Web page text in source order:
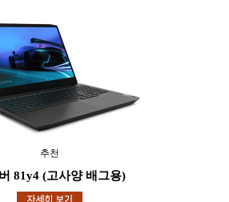
추천
81y4 (고사양 배그용)